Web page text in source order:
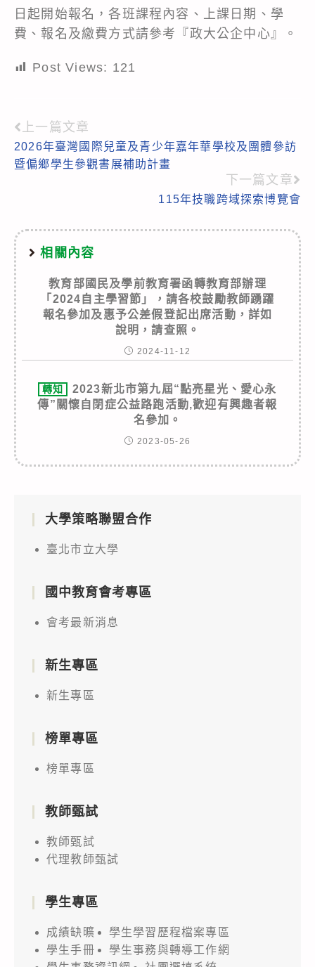
日起開始報名，各班課程內容、上課日期、學
費、報名及繳費方式請參考『政大公企中心』。
Post Views: 121
Read
more
上一篇文章
2026年臺灣國際兒童及青少年嘉年華學校及團體參訪
暨偏鄉學生參觀書展補助計畫
下一篇文章
115年技職跨域探索博覽會
相關內容
教育部國民及學前教育署函轉教育部辦理
「2024自主學習節」，請各校鼓勵教師踴躍
報名參加及惠予公差假登記出席活動，詳如
說明，請查照。
2024-11-12
轉知
2023新北市第九屆“點亮星光、愛心永
傳”關懷自閉症公益路跑活動,歡迎有興趣者報
名參加。
2023-05-26
大學策略聯盟合作
臺北市立大學
國中教育會考專區
會考最新消息
新生專區
新生專區
榜單專區
榜單專區
教師甄試
教師甄試
代理教師甄試
學生專區
成績缺曠
學生學習歷程檔案專區
學生手冊
學生事務與轉導工作網